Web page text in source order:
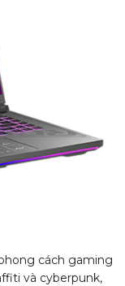
cách gaming
và cyberpunk,